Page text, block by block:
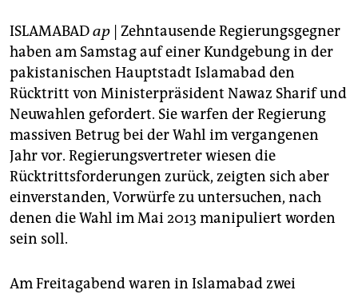
fragen & hilfe
unterstützen
abo
genossenschaft
epaper login
ISLAMABADap | Zehntausende Regierungsgegner
haben am Samstag auf einer Kundgebung in der
pakistanischen Hauptstadt Islamabad den
Rücktritt von Ministerpräsident Nawaz Sharif und
Neuwahlen gefordert. Sie warfen der Regierung
massiven Betrug bei der Wahl im vergangenen
Jahr vor. Regierungsvertreter wiesen die
Rücktrittsforderungen zurück, zeigten sich aber
einverstanden, Vorwürfe zu untersuchen, nach
denen die Wahl im Mai 2013 manipuliert worden
sein soll.
Am Freitagabend waren in Islamabad zwei